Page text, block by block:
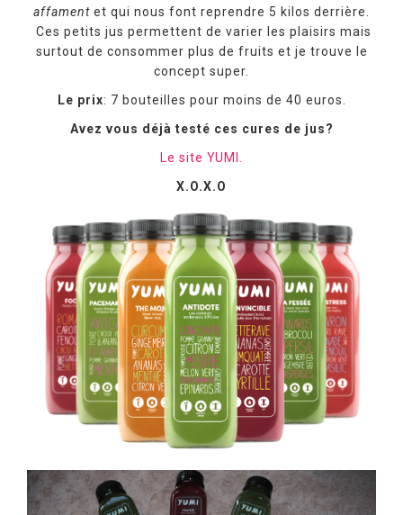
affament et qui nous font reprendre 5 kilos derrière.
Ces petits jus permettent de varier les plaisirs mais
surtout de consommer plus de fruits et je trouve le
concept super.
Le prix: 7 bouteilles pour moins de 40 euros.
Avez vous déjà testé ces cures de jus?
Le site YUMI.
X.O.X.O